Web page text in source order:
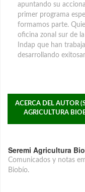
apuntando su
primer programa
formamos parte.
oficina zonal sur de
Indap que han
desarrollando
ACERCA DEL AUTOR
AGRICULTURA
Seremi Agricultura
Comunicados y notas
Biobío.